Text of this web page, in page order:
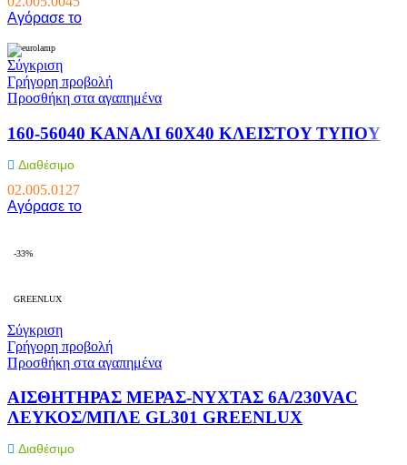
Αγόρασε το
Σύγκριση
Γρήγορη προβολή
Προσθήκη στα αγαπημένα
160-56040 KANAΛI 60X40 KΛEIΣTOY TYΠOY
Διαθέσιμο
02.005.0127
Αγόρασε το
-33%
GREENLUX
Σύγκριση
Γρήγορη προβολή
Προσθήκη στα αγαπημένα
ΑΙΣΘΗΤΗΡΑΣ ΜΕΡΑΣ-ΝΥΧΤΑΣ 6A/230VAC
ΛΕΥΚΟΣ/ΜΠΛΕ GL301 GREENLUX
Διαθέσιμο